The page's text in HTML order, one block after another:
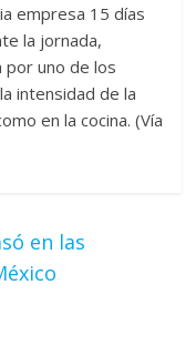
empresa 15 días
la jornada,
por uno de los
intensidad de la
en la cocina. (Vía
en las